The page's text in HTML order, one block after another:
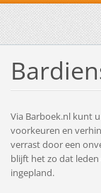
Via Barboek.nl kunt
voorkeuren en
verrast door een
blijft het zo dat
ingepland.